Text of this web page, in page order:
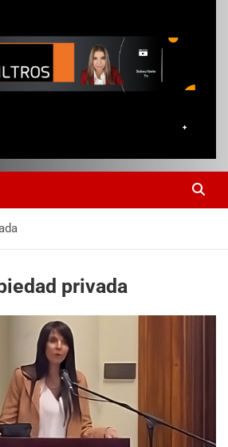
privada